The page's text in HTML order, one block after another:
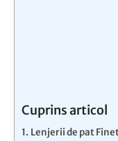
Cuprins articol
Lenjerii de pat